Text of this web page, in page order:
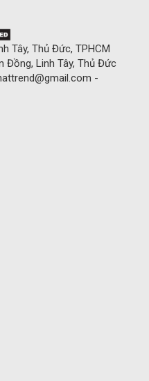
Tây, Thủ Đức, TPHCM
Đồng, Linh Tây, Thủ Đức
-